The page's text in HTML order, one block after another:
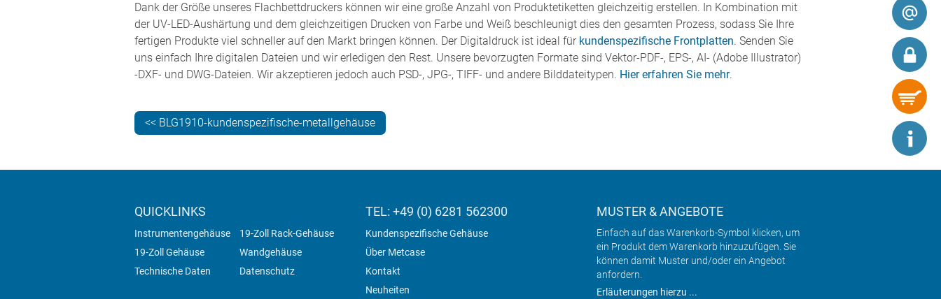
Dank der Größe unseres Flachbettdruckers können wir eine große Anzahl von Produktetiketten gleichzeitig erstellen. In Kombination mit
der UV-LED-Aushärtung und dem gleichzeitigen Drucken von Farbe und Weiß beschleunigt dies den gesamten Prozess, sodass Sie Ihre
fertigen Produkte viel schneller auf den Markt bringen können. Der Digitaldruck ist ideal für kundenspezifische Frontplatten. Senden Sie
uns einfach Ihre digitalen Dateien und wir erledigen den Rest. Unsere bevorzugten Formate sind Vektor-PDF-, EPS-, AI- (Adobe Illustrator)
-DXF- und DWG-Dateien. Wir akzeptieren jedoch auch PSD-, JPG-, TIFF- und andere Bilddateitypen. Hier erfahren Sie mehr.
<< BLG1910-kundenspezifische-metallgehäuse
QUICKLINKS
Instrumentengehäuse
19-Zoll Rack-Gehäuse
19-Zoll Gehäuse
Wandgehäuse
Technische Daten
Datenschutz
TEL: +49 (0) 6281 562300
Kundenspezifische Gehäuse
Über Metcase
Kontakt
Neuheiten
MUSTER & ANGEBOTE
Einfach auf das Warenkorb-Symbol klicken, um
ein Produkt dem Warenkorb hinzuzufügen. Sie
können damit Muster und/oder ein Angebot
anfordern.
Erläuterungen hierzu ...